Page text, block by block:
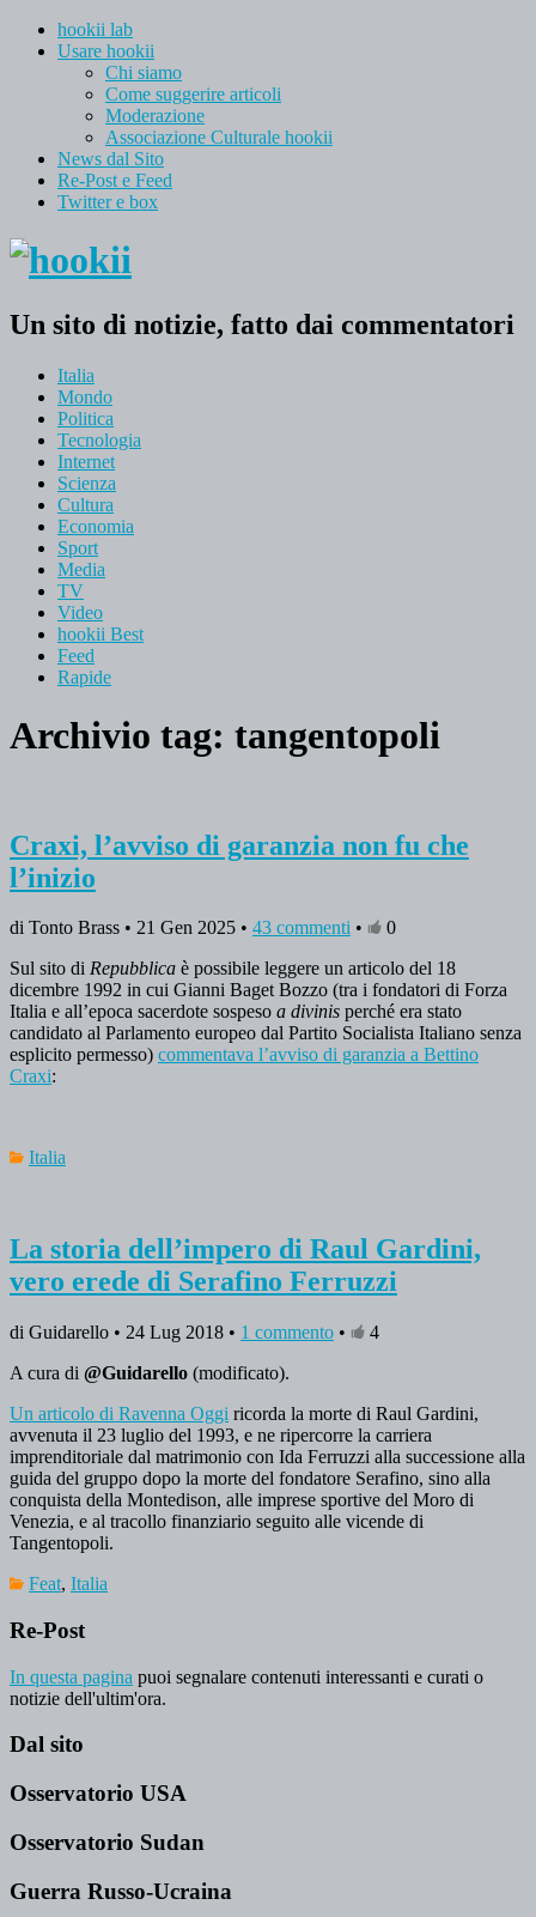
hookii lab
Usare hookii
Chi siamo
Come suggerire articoli
Moderazione
Associazione Culturale hookii
News dal Sito
Re-Post e Feed
Twitter e box
Un sito di notizie, fatto dai commentatori
Italia
Mondo
Politica
Tecnologia
Internet
Scienza
Cultura
Economia
Sport
Media
TV
Video
hookii Best
Feed
Rapide
Archivio tag: tangentopoli
Craxi, l’avviso di garanzia non fu che
l’inizio
di Tonto Brass • 21 Gen 2025 • 43 commenti •
0
Sul sito di Repubblica è possibile leggere un articolo del 18
dicembre 1992 in cui Gianni Baget Bozzo (tra i fondatori di Forza
Italia e all’epoca sacerdote sospeso a divinis perché era stato
candidato al Parlamento europeo dal Partito Socialista Italiano senza
esplicito permesso) commentava l’avviso di garanzia a Bettino
Craxi:
Italia
La storia dell’impero di Raul Gardini,
vero erede di Serafino Ferruzzi
di Guidarello • 24 Lug 2018 • 1 commento •
4
A cura di @Guidarello (modificato).
Un articolo di Ravenna Oggi ricorda la morte di Raul Gardini,
avvenuta il 23 luglio del 1993, e ne ripercorre la carriera
imprenditoriale dal matrimonio con Ida Ferruzzi alla successione alla
guida del gruppo dopo la morte del fondatore Serafino, sino alla
conquista della Montedison, alle imprese sportive del Moro di
Venezia, e al tracollo finanziario seguito alle vicende di
Tangentopoli.
Feat, Italia
Re-Post
In questa pagina puoi segnalare contenuti interessanti e curati o
notizie dell'ultim'ora.
Dal sito
Osservatorio USA
Osservatorio Sudan
Guerra Russo-Ucraina